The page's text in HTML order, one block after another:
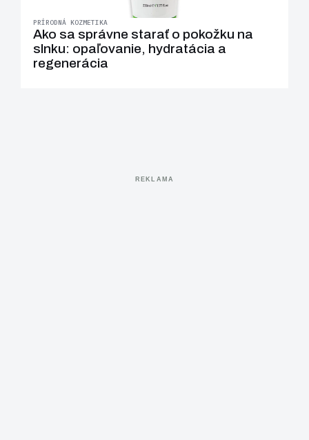
PRÍRODNÁ KOZMETIKA
Ako sa správne starať o pokožku na
slnku: opaľovanie, hydratácia a
regenerácia
REKLAMA